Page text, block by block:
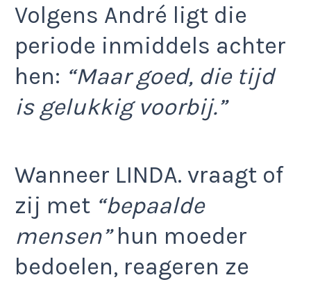
Volgens André ligt die
periode inmiddels achter
hen: “Maar goed, die tijd
is gelukkig voorbij.”
Wanneer LINDA. vraagt of
zij met “bepaalde
mensen”hun moeder
bedoelen, reageren ze